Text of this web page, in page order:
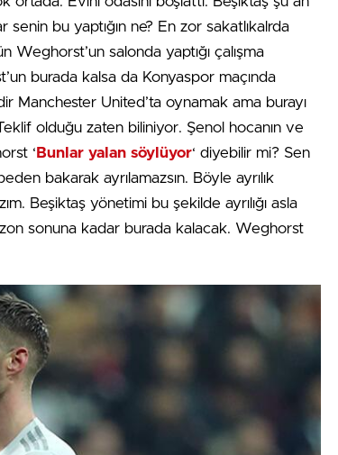
bu yaptığın ne? En zor sakatlıkalrda
Weghorst’un salonda yaptığı çalışma
burada kalsa da Konyaspor maçında
Manchester United’ta oynamak ama burayı
olduğu zaten biliniyor. Şenol hocanın ve
‘ Bunlar yalan söylüyor‘ diyebilir mi? Sen
bakarak ayrılamazsın. Böyle ayrılık
Beşiktaş yönetimi bu şekilde ayrılığı asla
sonuna kadar burada kalacak. Weghorst